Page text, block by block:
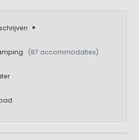
(87 accommodaties)